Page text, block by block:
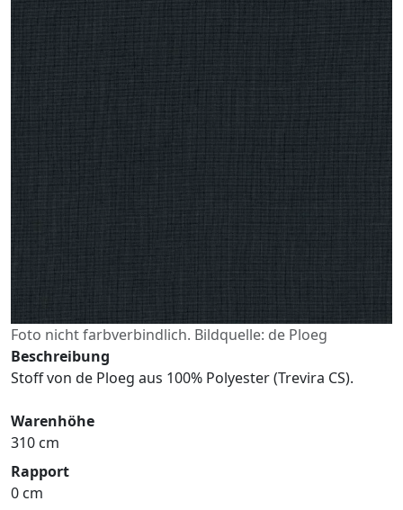
Foto nicht farbverbindlich. Bildquelle: de Ploeg
Beschreibung
Stoff von de Ploeg aus 100% Polyester (Trevira CS).
Warenhöhe
310 cm
Rapport
0 cm